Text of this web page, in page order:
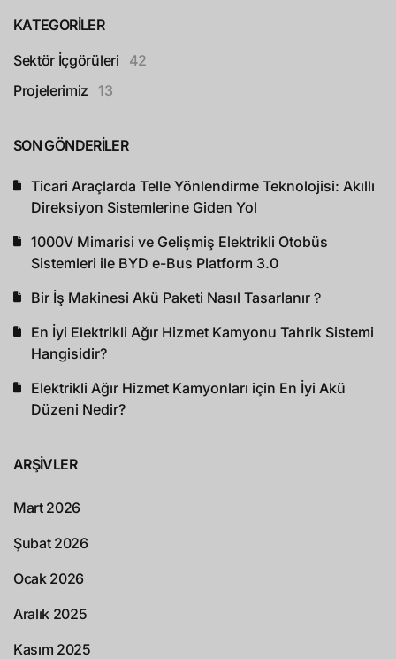
KATEGORILER
Sektör İçgörüleri
42
Projelerimiz
13
SON GÖNDERILER
Ticari Araçlarda Telle Yönlendirme Teknolojisi: Akıllı
Direksiyon Sistemlerine Giden Yol
1000V Mimarisi ve Gelişmiş Elektrikli Otobüs
Sistemleri ile BYD e-Bus Platform 3.0
Bir İş Makinesi Akü Paketi Nasıl Tasarlanır？
En İyi Elektrikli Ağır Hizmet Kamyonu Tahrik Sistemi
Hangisidir?
Elektrikli Ağır Hizmet Kamyonları için En İyi Akü
Düzeni Nedir?
ARŞIVLER
Mart 2026
Şubat 2026
Ocak 2026
Aralık 2025
Kasım 2025